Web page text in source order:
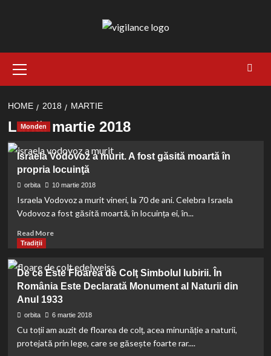
Menu
HOME 2018 MARTIE
Lună:martie 2018
Monden
Israela Vodovoz a murit. A fost găsită moartă în
propria locuinţă
orbita 10 martie 2018
Israela Vodovoz a murit vineri, la 70 de ani. Celebra Israela
Vodovoz a fost găsită moartă, în locuința ei, în...
Read MoreRead
Israela
Vodovoz
a
murit.
A
găsită
moartă
Tradiții
De ce Este Floarea de Colţ Simbolul Iubirii. În
România Este Declarată Monument al Naturii din
Anul 1933
orbita 6 martie 2018
Cu toții am auzit de floarea de colț, acea minunăție a naturii,
protejată prin lege, care se găsește foarte rar....